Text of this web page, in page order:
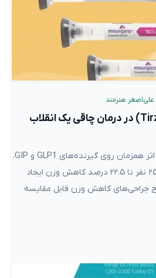
علی‌اصغر هنرمند
آیا تیرزپاتید (Tirzepatide) در درمان چاقی یک انقلاب
تیرزپاتید (Tirzepatide) با اثر همزمان روی گیرنده‌های GLP1 و GIP،
در پژوهشی روی بیش از ۲۵۰۰ نفر تا ۲۲.۵ درصد کاهش وزن ایجاد
جراحی‌های کاهش وزن قابل مقایسه